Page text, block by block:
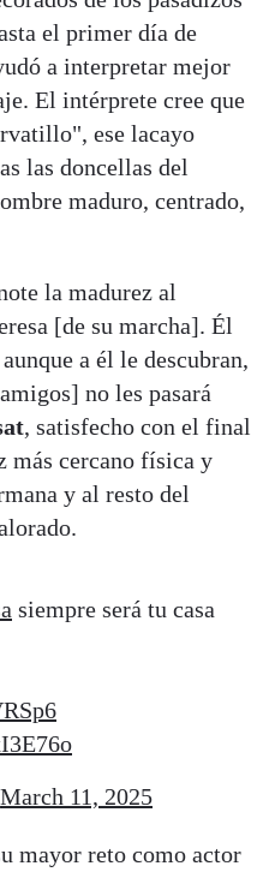
el primer día de
a interpretar mejor
El intérprete cree que
ese lacayo
las doncellas del
maduro, centrado,
la madurez al
[de su marcha]. Él
a él le descubran,
no les pasará
, satisfecho con el final
más cercano física y
y al resto del
siempre será tu casa
March 11, 2025
mayor reto como actor